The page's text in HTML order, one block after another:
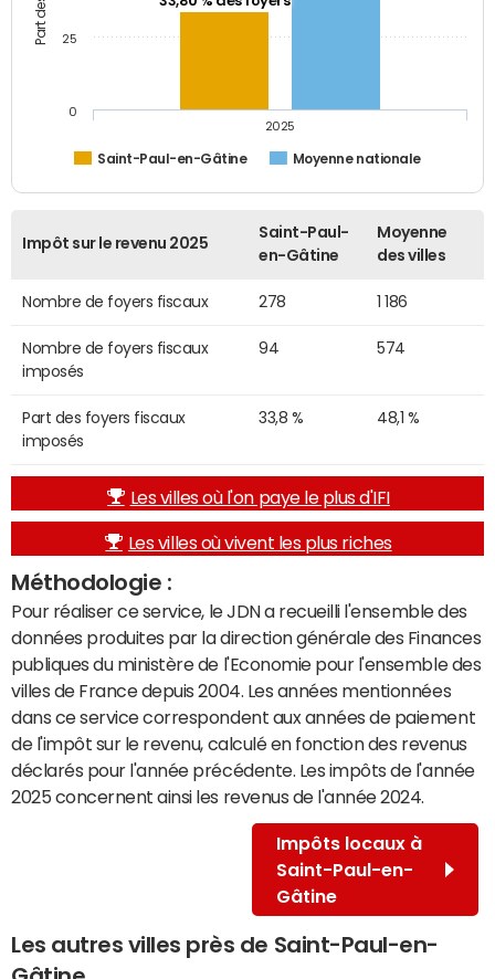
Saint-Paul-en-Gâtine Moyenne nationale
2025
0
25
Impôt sur le revenu 2025
Saint-Paul-
en-Gâtine
Moyenne
des villes
Nombre de foyers fiscaux 278 1 186
Nombre de foyers fiscaux
imposés
94 574
Part des foyers fiscaux
imposés
33,8 % 48,1 %
Les villes où l'on paye le plus d'IFI
Les villes où vivent les plus riches
Méthodologie :
Pour réaliser ce service, le JDN a recueilli l'ensemble des
données produites par la direction générale des Finances
publiques du ministère de l'Economie pour l'ensemble des
villes de France depuis 2004. Les années mentionnées
dans ce service correspondent aux années de paiement
de l'impôt sur le revenu, calculé en fonction des revenus
déclarés pour l'année précédente. Les impôts de l'année
2025 concernent ainsi les revenus de l'année 2024.
Impôts locaux à
Saint-Paul-en-
Gâtine
Les autres villes près de Saint-Paul-en-